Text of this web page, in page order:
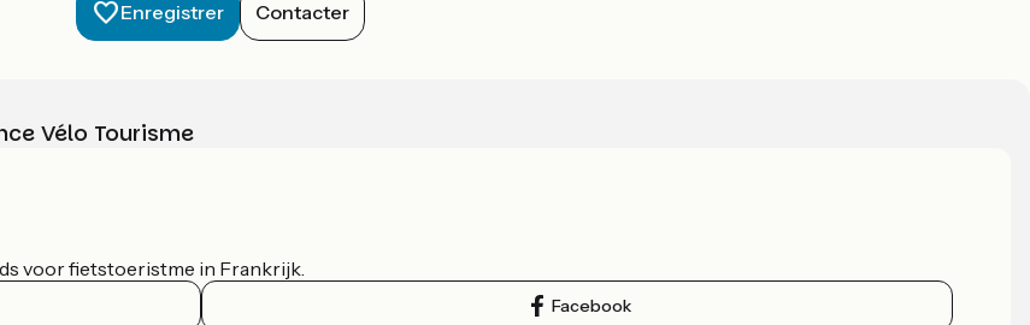
Enregistrer Contacter
Vélo Tourisme
voor fietstoeristme in Frankrijk.
Facebook